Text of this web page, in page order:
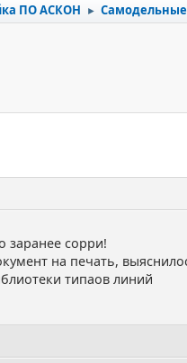
ПО АСКОН ►
заранее сорри!
на печать,
типаов линий